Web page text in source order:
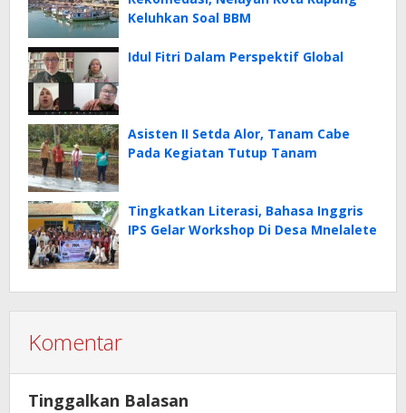
Keluhkan Soal BBM
Idul Fitri Dalam Perspektif Global
Asisten II Setda Alor, Tanam Cabe
Pada Kegiatan Tutup Tanam
Tingkatkan Literasi, Bahasa Inggris
IPS Gelar Workshop Di Desa Mnelalete
Komentar
Tinggalkan Balasan